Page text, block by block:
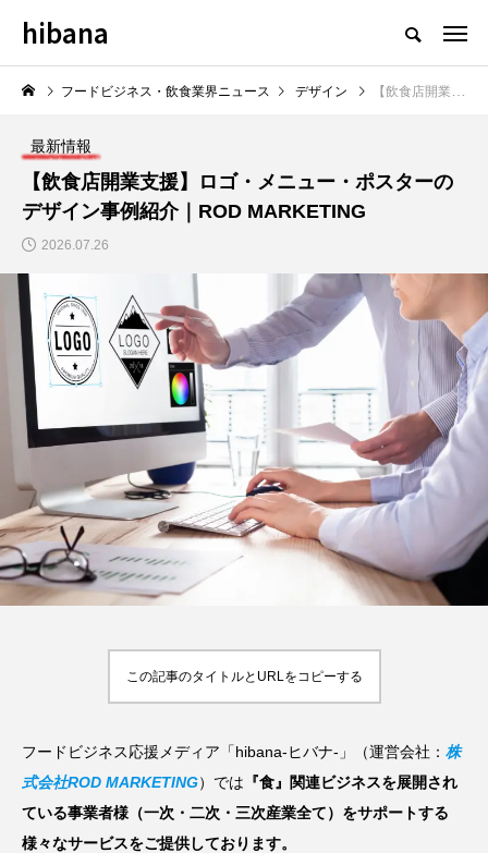
フードビジネス・飲食業界のニュースメディア
NEW POST
グ
飲食店フ
特集｜これ
選
飲食DX
【hibana編集部注目！】飲食店
経営＆フードビジネス専用の商
品・サービス紹介｜2026年8月版
2026.08.07
飲食トレンド
【ニューオープン
食店情報まとめ（
2026.08.07
hibana
フードビジネス・飲食業界ニュース デザイン 【飲食店開業支援】ロゴ・メニュー・ポスターのデザイン事例紹介｜ROD MARKETING
最新情報
【飲食店開業支援】ロゴ・メニュー・ポスターの
デザイン事例紹介｜ROD MARKETING
2026.07.26
この記事のタイトルとURLをコピーする
フードビジネス応援メディア「hibana-ヒバナ-」（運営会社： 株
式会社ROD MARKETING）では 『食』関連ビジネスを展開され
ている事業者様（一次・二次・三次産業全て）をサポートする
様々なサービスをご提供しております。